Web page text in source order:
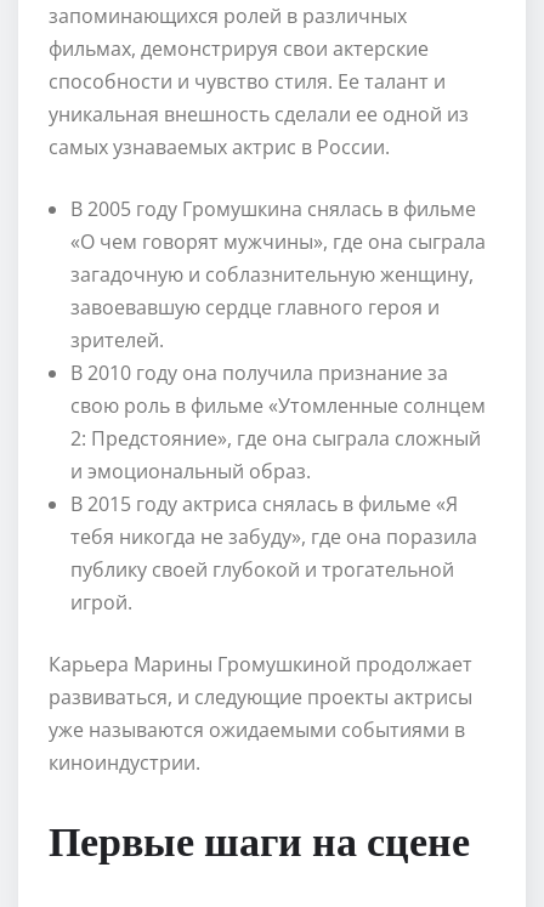
запоминающихся ролей в различных
фильмах, демонстрируя свои актерские
способности и чувство стиля. Ее талант и
уникальная внешность сделали ее одной из
самых узнаваемых актрис в России.
В 2005 году Громушкина снялась в фильме
«О чем говорят мужчины», где она сыграла
загадочную и соблазнительную женщину,
завоевавшую сердце главного героя и
зрителей.
В 2010 году она получила признание за
свою роль в фильме «Утомленные солнцем
2: Предстояние», где она сыграла сложный
и эмоциональный образ.
В 2015 году актриса снялась в фильме «Я
тебя никогда не забуду», где она поразила
публику своей глубокой и трогательной
игрой.
Карьера Марины Громушкиной продолжает
развиваться, и следующие проекты актрисы
уже называются ожидаемыми событиями в
киноиндустрии.
Первые шаги на сцене